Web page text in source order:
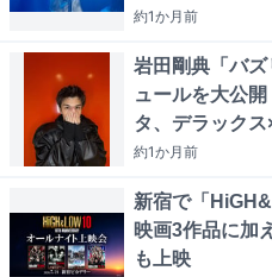
約1か月前
岩田剛典「バ
ュールを大公
タ、デラック
約1か月前
新宿で「
映画3作品に加
も上映